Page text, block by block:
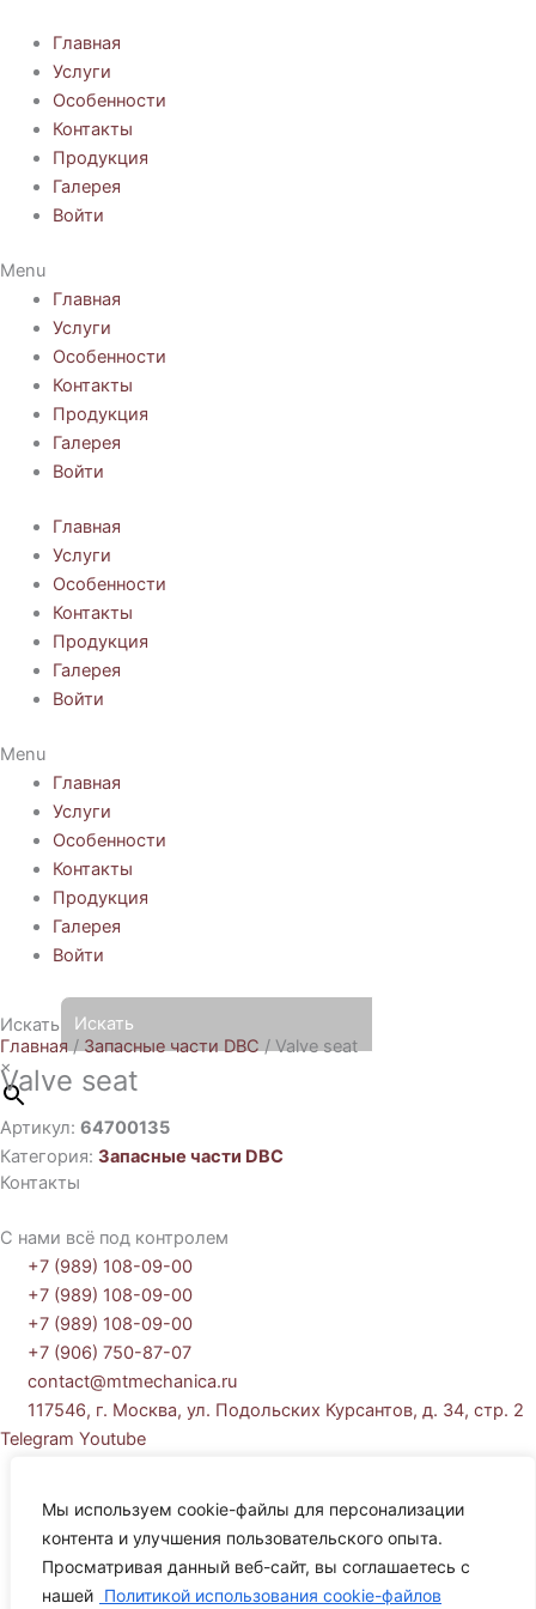
Мы используем cookie-файлы для персонализации
контента и улучшения пользовательского опыта.
Просматривая данный веб-сайт, вы соглашаетесь с
нашей Политикой использования cookie-файлов
содержимому
Главная
Услуги
Особенности
Контакты
Продукция
Галерея
Войти
Menu
Главная
Услуги
Особенности
Контакты
Продукция
Галерея
Войти
Главная
Услуги
Особенности
Контакты
Продукция
Галерея
Войти
Menu
Главная
Услуги
Особенности
Контакты
Продукция
Галерея
Войти
Искать
×
Главная / Запасные части DBC / Valve seat
Valve seat
Артикул: 64700135
Категория: Запасные части DBC
Контакты
С нами всё под контролем
+7 (989) 108-09-00
+7 (989) 108-09-00
+7 (989) 108-09-00
+7 (906) 750-87-07
contact@mtmechanica.ru
117546, г. Москва, ул. Подольских Курсантов, д. 34, стр. 2
Telegram Youtube
Политика использования cookie-файлов
Политика обработки персональных данных